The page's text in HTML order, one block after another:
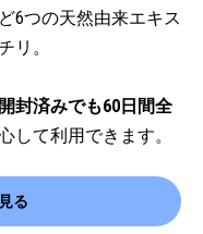
6つの天然由来エキス
リ。
封済みでも60日間全
して利用できます。
る